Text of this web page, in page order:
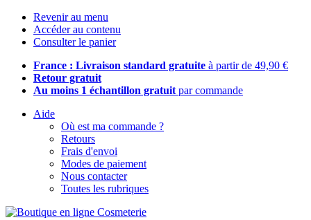
Revenir au menu
Accéder au contenu
Consulter le panier
France : Livraison standard gratuite à partir de 49,90 €
Retour gratuit
Au moins 1 échantillon gratuit par commande
Aide
Où est ma commande ?
Retours
Frais d'envoi
Modes de paiement
Nous contacter
Toutes les rubriques